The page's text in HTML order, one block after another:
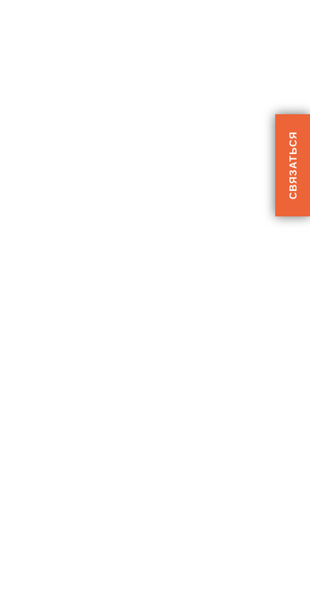
СВЯЗАТЬСЯ